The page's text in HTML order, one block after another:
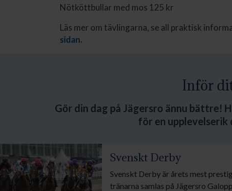
Nötköttbullar med mos 125 kr
Läs mer om tävlingarna, se all praktisk
sidan.
Inför
Gör din dag på Jägersro ännu bättre!
för en upplevelserik
Svenskt Derby
Svenskt Derby är årets mest
tränarna samlas på Jägersro